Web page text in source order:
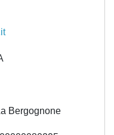
Bergognone